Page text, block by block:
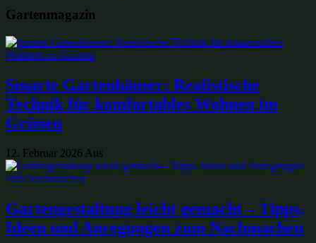
Gartenmagazin
Smarte Gartenhäuser: Realistische
Technik für komfortables Wohnen im
Grünen
12. Februar 2026 Aus
Gartengestaltung leicht gemacht – Tipps,
Ideen und Anregungen zum Nachmachen